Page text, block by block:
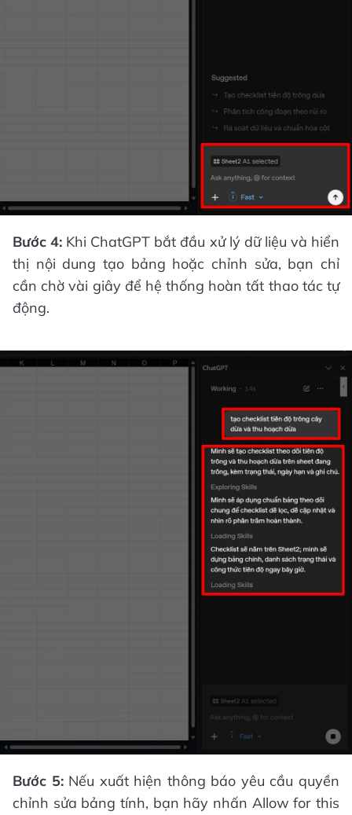
Bước 4: Khi ChatGPT bắt đầu xử lý dữ liệu và hiển
thị nội dung tạo bảng hoặc chỉnh sửa, bạn chỉ
cần chờ vài giây để hệ thống hoàn tất thao tác tự
động.
Bước 5:Nếu xuất hiện thông báo yêu cầu quyền
chỉnh sửa bảng tính, bạn hãy nhấn Allow for this